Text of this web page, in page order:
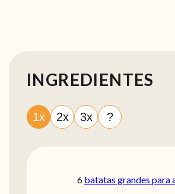
INGREDIENTES
1x 2x 3x ?
6 batatas grandes para